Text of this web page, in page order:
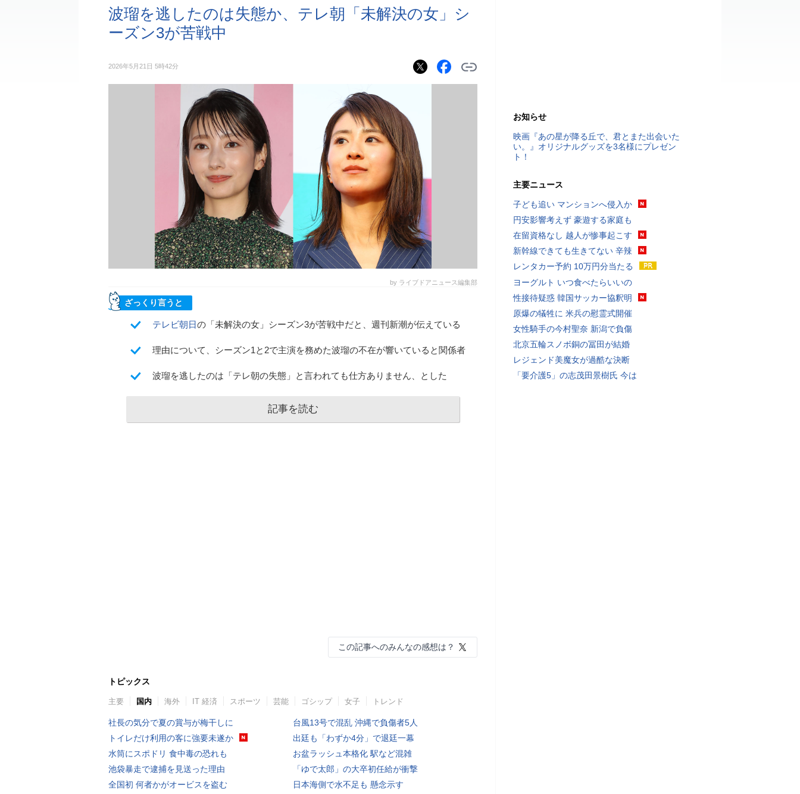
波瑠を逃したのは失態か、テレ朝「未解決の女」シ
ーズン3が苦戦中
2026年5月21日 5時42分
by ライブドアニュース編集部
ざっくり言うと
テレビ朝日の「未解決の女」シーズン3が苦戦中だと、週刊新潮が伝えている
理由について、シーズン1と2で主演を務めた波瑠の不在が響いていると関係者
波瑠を逃したのは「テレ朝の失態」と言われても仕方ありません、とした
記事を読む
この記事へのみんなの感想は？
トピックス
主要 国内 海外 IT 経済 スポーツ 芸能 ゴシップ 女子 トレンド
社長の気分で夏の賞与が梅干しに
トイレだけ利用の客に強要未遂か
水筒にスポドリ 食中毒の恐れも
池袋暴走で逮捕を見送った理由
全国初 何者かがオービスを盗む
台風13号で混乱 沖縄で負傷者5人
出廷も「わずか4分」で退廷一幕
お盆ラッシュ本格化 駅など混雑
「ゆで太郎」の大卒初任給が衝撃
日本海側で水不足も 懸念示す
お知らせ
映画『あの星が降る丘で、君とまた出会いた
い。』オリジナルグッズを3名様にプレゼン
ト！
主要ニュース
子ども追い マンションへ侵入か
円安影響考えず 豪遊する家庭も
在留資格なし 越人が惨事起こす
新幹線できても生きてない 辛辣
レンタカー予約 10万円分当たる
ヨーグルト いつ食べたらいいの
性接待疑惑 韓国サッカー協釈明
原爆の犠牲に 米兵の慰霊式開催
女性騎手の今村聖奈 新潟で負傷
北京五輪スノボ銅の冨田が結婚
レジェンド美魔女が過酷な決断
「要介護5」の志茂田景樹氏 今は